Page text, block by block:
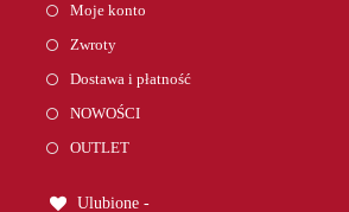
Moje konto
Zwroty
Dostawa i płatność
NOWOŚCI
OUTLET
Ulubione -